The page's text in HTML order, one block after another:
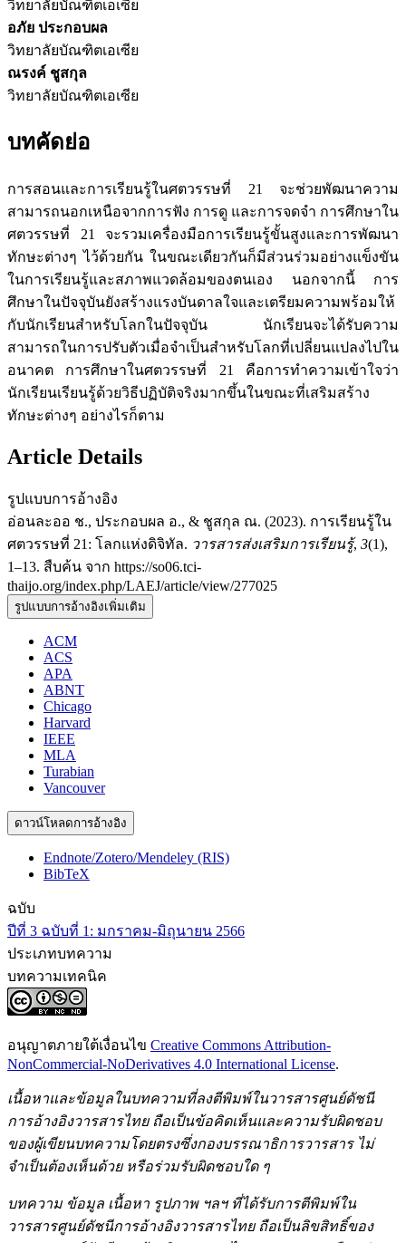
วิทยาลัยบัณฑิตเอเซีย
อภัย ประกอบผล
วิทยาลัยบัณฑิตเอเซีย
ณรงค์ ชูสกุล
วิทยาลัยบัณฑิตเอเซีย
บทคัดย่อ
การสอนและการเรียนรู้ในศตวรรษที่ 21 จะช่วยพัฒนาความ
สามารถนอกเหนือจากการฟัง การดู และการจดจำ การศึกษาใน
ศตวรรษที่ 21 จะรวมเครื่องมือการเรียนรู้ขั้นสูงและการพัฒนา
ทักษะต่างๆ ไว้ด้วยกัน ในขณะเดียวกันก็มีส่วนร่วมอย่างแข็งขัน
ในการเรียนรู้และสภาพแวดล้อมของตนเอง นอกจากนี้ การ
ศึกษาในปัจจุบันยังสร้างแรงบันดาลใจและเตรียมความพร้อมให้
กับนักเรียนสำหรับโลกในปัจจุบัน นักเรียนจะได้รับความ
สามารถในการปรับตัวเมื่อจำเป็นสำหรับโลกที่เปลี่ยนแปลงไปใน
อนาคต การศึกษาในศตวรรษที่ 21 คือการทำความเข้าใจว่า
นักเรียนเรียนรู้ด้วยวิธีปฏิบัติจริงมากขึ้นในขณะที่เสริมสร้าง
ทักษะต่างๆ อย่างไรก็ตาม
Article Details
รูปแบบการอ้างอิง
อ่อนละออ ช., ประกอบผล อ., & ชูสกุล ณ. (2023). การเรียนรู้ใน
ศตวรรษที่ 21: โลกแห่งดิจิทัล. วารสารส่งเสริมการเรียนรู้, 3(1),
1–13. สืบค้น จาก https://so06.tci-
thaijo.org/index.php/LAEJ/article/view/277025
รูปแบบการอ้างอิงเพิ่มเติม
ACM
ACS
APA
ABNT
Chicago
Harvard
IEEE
MLA
Turabian
Vancouver
ดาวน์โหลดการอ้างอิง
Endnote/Zotero/Mendeley (RIS)
BibTeX
ฉบับ
ปีที่ 3 ฉบับที่ 1: มกราคม-มิถุนายน 2566
ประเภทบทความ
บทความเทคนิค
อนุญาตภายใต้เงื่อนไข Creative Commons Attribution-
NonCommercial-NoDerivatives 4.0 International License.
เนื้อหาและข้อมูลในบทความที่ลงตีพิมพ์ในวารสารศูนย์ดัชนี
การอ้างอิงวารสารไทย ถือเป็นข้อคิดเห็นและความรับผิดชอบ
ของผู้เขียนบทความโดยตรงซึ่งกองบรรณาธิการวารสาร ไม่
จำเป็นต้องเห็นด้วย หรือร่วมรับผิดชอบใด ๆ
บทความ ข้อมูล เนื้อหา รูปภาพ ฯลฯ ที่ได้รับการตีพิมพ์ใน
วารสารศูนย์ดัชนีการอ้างอิงวารสารไทย ถือเป็นลิขสิทธิ์ของ